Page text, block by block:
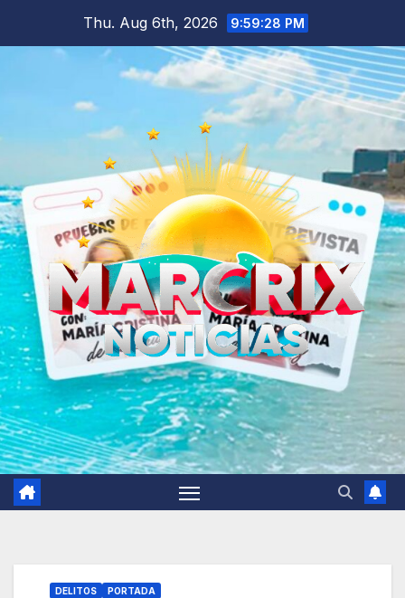
Thu. Aug 6th, 2026 9:59:29 PM
DELITOS PORTADA